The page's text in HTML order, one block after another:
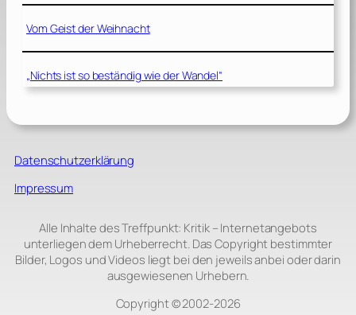
Vom Geist der Weihnacht
„Nichts ist so beständig wie der Wandel“
Datenschutzerklärung
Impressum
Alle Inhalte des Treffpunkt: Kritik – Internetangebots
unterliegen dem Urheberrecht. Das Copyright bestimmter
Bilder, Logos und Videos liegt bei den jeweils anbei oder darin
ausgewiesenen Urhebern.
Copyright © 2002‑2026